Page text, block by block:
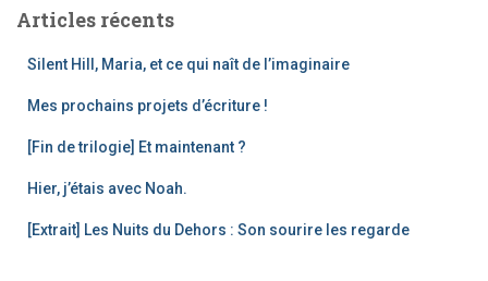
eArticles récents
Silent Hill, Maria, et ce qui naît de l’imaginaire
Mes prochains projets d’écriture !
[Fin de trilogie] Et maintenant ?
Hier, j’étais avec Noah.
[Extrait] Les Nuits du Dehors : Son sourire les regarde